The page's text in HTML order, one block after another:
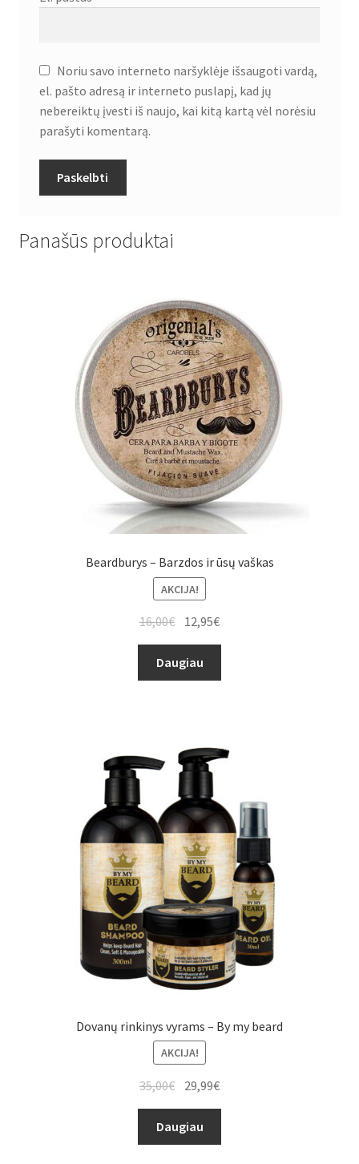
Noriu savo interneto naršyklėje išsaugoti vardą,
el. pašto adresą ir interneto puslapį, kad jų
nebereiktų įvesti iš naujo, kai kitą kartą vėl norėsiu
parašyti komentarą.
Panašūs produktai
Beardburys – Barzdos ir ūsų vaškas
AKCIJA!
16,00€ 12,95€
Daugiau
Dovanų rinkinys vyrams – By my beard
AKCIJA!
35,00€ 29,99€
Daugiau